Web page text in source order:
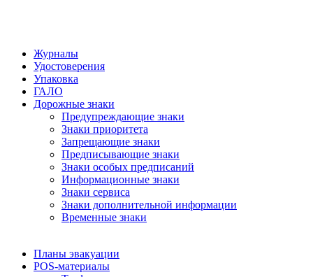
Журналы
Удостоверения
Упаковка
ГАЛО
Дорожные знаки
Предупреждающие знаки
Знаки приоритета
Запрещающие знаки
Предписывающие знаки
Знаки особых предписаний
Информационные знаки
Знаки сервиса
Знаки дополнительной информации
Временные знаки
Планы эвакуации
POS-материалы